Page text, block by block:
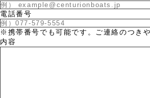
電話番号
※携帯番号でも可能です。ご連絡のつき
内容